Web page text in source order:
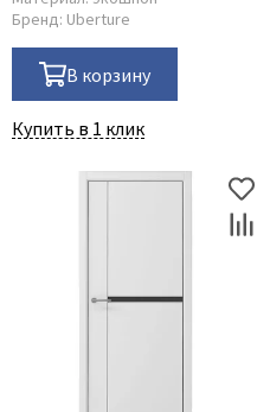
Бренд: Uberture
В корзину
Купить в 1 клик